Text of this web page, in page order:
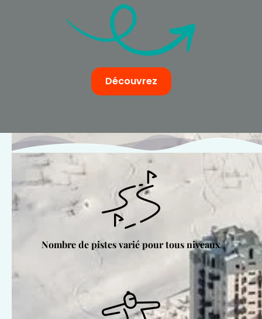
Découvrez
Nombre de pistes varié pour tous niveaux